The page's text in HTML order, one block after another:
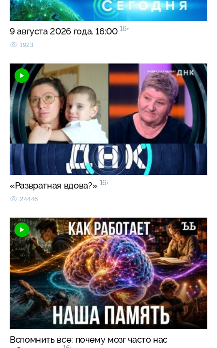
9 августа 2026 года. 16:00 16+
1923
«Развратная вдова?» 16+
24446
Вспомнить все: почему мозг часто нас